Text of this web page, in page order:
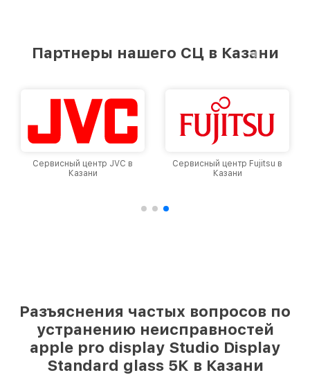
Партнеры нашего СЦ в Казани
Сервисный центр Fujitsu в
Казани
Сервисный центр HP в
Казани
Разъяснения частых вопросов по
устранению неисправностей
apple pro display Studio Display
Standard glass 5К в Казани